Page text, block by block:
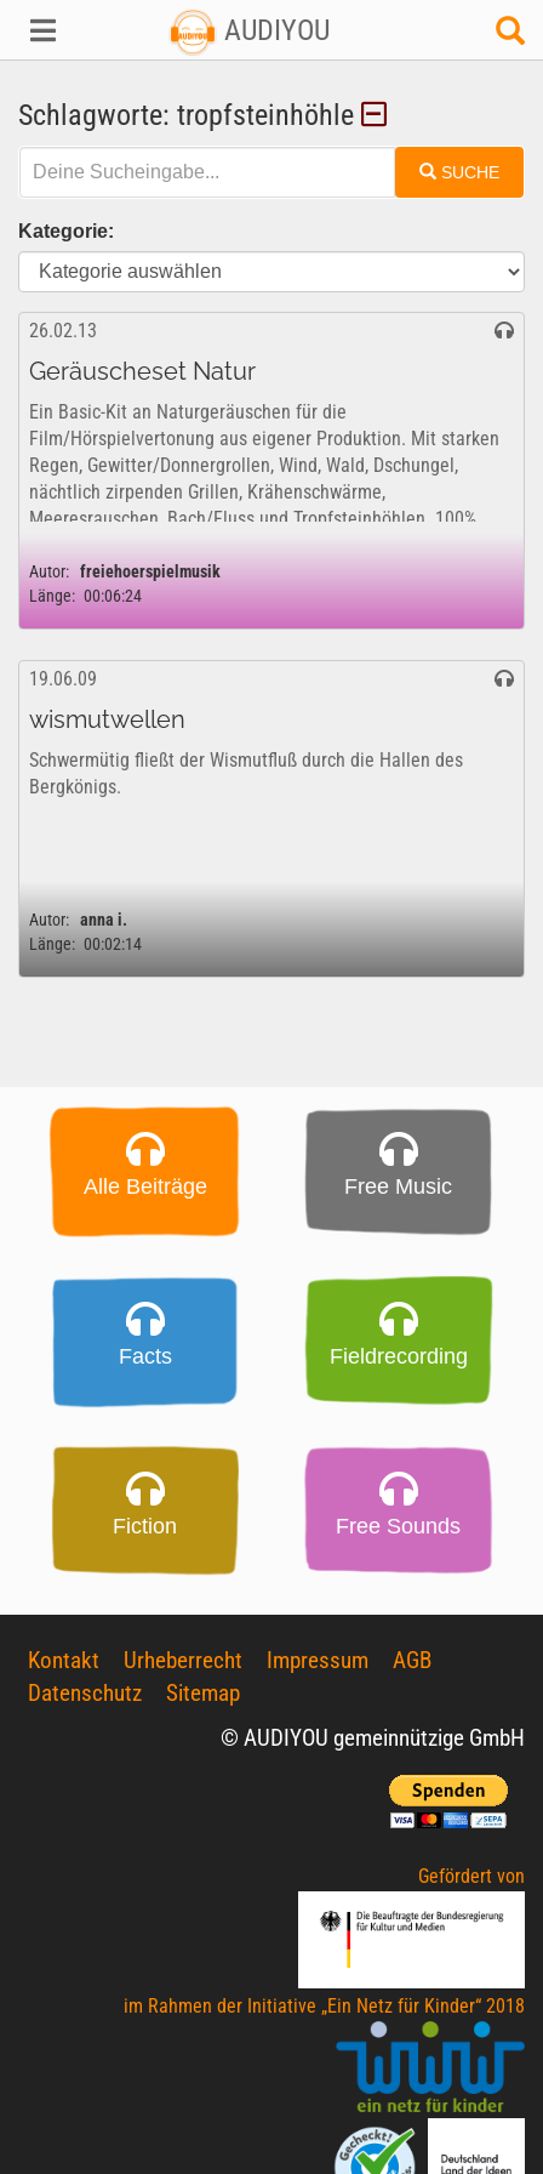
AUDIYOU
Schlagworte: tropfsteinhöhle
SUCHE
Kategorie:
26.02.13
Geräuscheset Natur
Ein Basic-Kit an Naturgeräuschen für die
Film/Hörspielvertonung aus eigener Produktion. Mit starken
Regen, Gewitter/Donnergrollen, Wind, Wald, Dschungel,
nächtlich zirpenden Grillen, Krähenschwärme,
Meeresrauschen, Bach/Fluss und Tropfsteinhöhlen. 100%...
Autor: freiehoerspielmusik
Länge: 00:06:24
19.06.09
wismutwellen
Schwermütig fließt der Wismutfluß durch die Hallen des
Bergkönigs.
Autor: anna i.
Länge: 00:02:14
Alle Beiträge Free Music
Facts Fieldrecording
Fiction Free Sounds
Kontakt Urheberrecht Impressum
AGB
Datenschutz
Sitemap
© AUDIYOU gemeinnützige GmbH
Gefördert von
im Rahmen der Initiative „Ein Netz für Kinder“ 2018